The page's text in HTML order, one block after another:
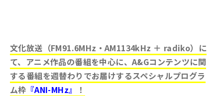
文化放送（FM91.6MHz・AM1134kHz ＋ radiko）に
て、アニメ作品の番組を中心に、A&Gコンテンツに関
する番組を週替わりでお届けするスペシャルプログラ
ム枠 『ANI-MHz』 ！